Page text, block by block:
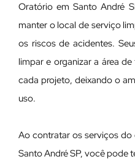
Oratório em Santo André
manter o local de serviço
os riscos de acidentes.
limpar e organizar a área
cada projeto, deixando o
uso.
Ao contratar os serviços
Santo André SP, você pode